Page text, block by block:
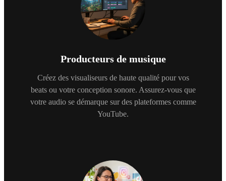
Producteurs de musique
Créez des visualiseurs de haute qualité pour vos
beats ou votre conception sonore. Assurez-vous que
votre audio se démarque sur des plateformes comme
YouTube.